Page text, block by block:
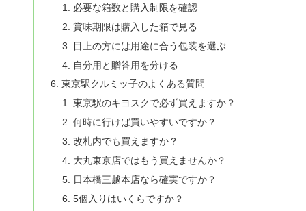
必要な箱数と購入制限を確認
賞味期限は購入した箱で見る
目上の方には用途に合う包装を選ぶ
自分用と贈答用を分ける
東京駅クルミッ子のよくある質問
東京駅のキヨスクで必ず買えますか？
何時に行けば買いやすいですか？
改札内でも買えますか？
大丸東京店ではもう買えませんか？
日本橋三越本店なら確実ですか？
5個入りはいくらですか？